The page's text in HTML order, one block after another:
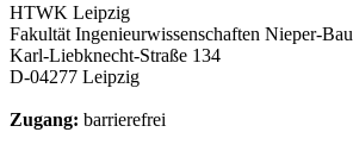
HTWK Leipzig
Fakultät Ingenieurwissenschaften Nieper-Bau
Karl-Liebknecht-Straße 134
D-04277 Leipzig
Zugang: barrierefrei